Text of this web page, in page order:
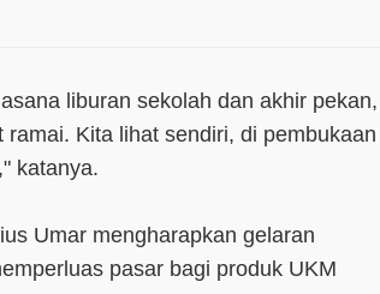
liburan sekolah dan akhir pekan,
ramai. Kita lihat sendiri, di pembukaan
katanya.
Umar mengharapkan gelaran
pasar bagi produk UKM